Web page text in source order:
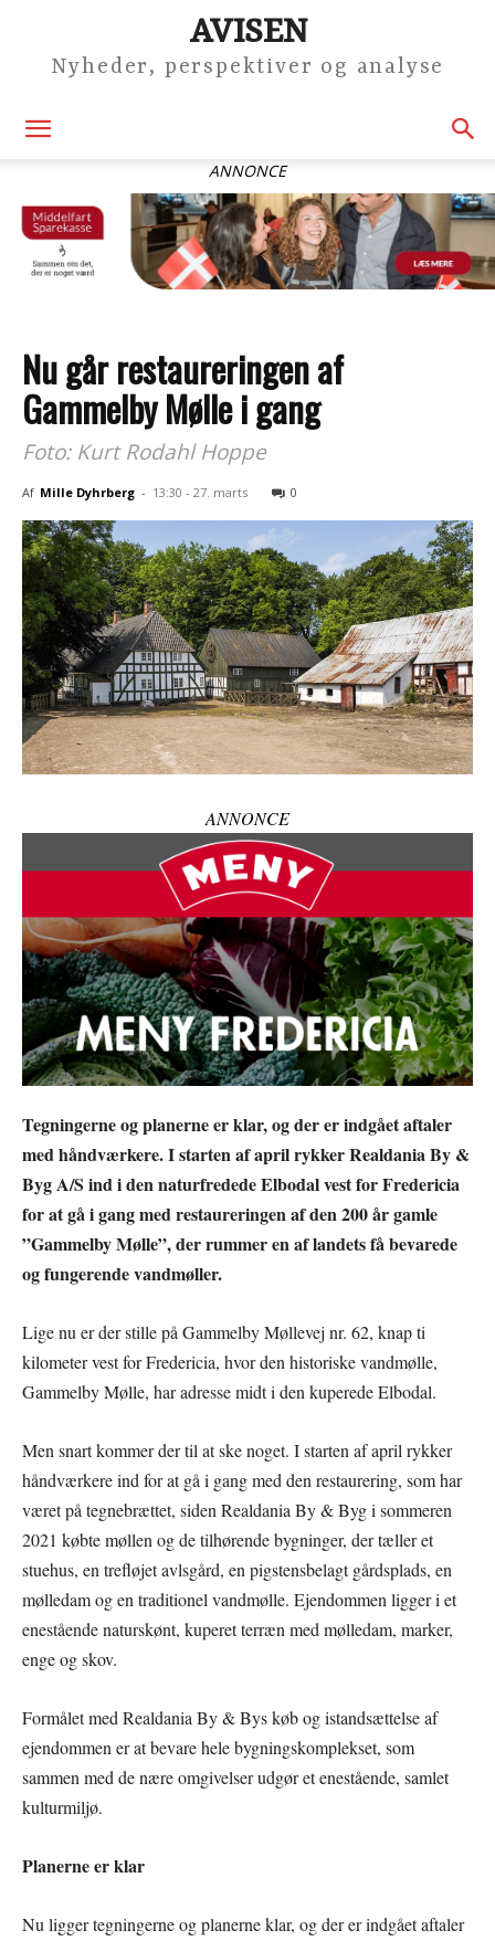
AVISEN
Nyheder, perspektiver og analyse
ANNONCE
Nu går restaureringen af
Gammelby Mølle i gang
Foto: Kurt Rodahl Hoppe
Af Mille Dyhrberg - 13:30 - 27. marts 0
ANNONCE
Tegningerne og planerne er klar, og der er indgået aftaler
med håndværkere. I starten af april rykker Realdania By &
Byg A/S ind i den naturfredede Elbodal vest for Fredericia
for at gå i gang med restaureringen af den 200 år gamle
”Gammelby Mølle”, der rummer en af landets få bevarede
og fungerende vandmøller.
Lige nu er der stille på Gammelby Møllevej nr. 62, knap ti
kilometer vest for Fredericia, hvor den historiske vandmølle,
Gammelby Mølle, har adresse midt i den kuperede Elbodal.
Men snart kommer der til at ske noget. I starten af april rykker
håndværkere ind for at gå i gang med den restaurering, som har
været på tegnebrættet, siden Realdania By & Byg i sommeren
2021 købte møllen og de tilhørende bygninger, der tæller et
stuehus, en trefløjet avlsgård, en pigstensbelagt gårdsplads, en
mølledam og en traditionel vandmølle. Ejendommen ligger i et
enestående naturskønt, kuperet terræn med mølledam, marker,
enge og skov.
Formålet med Realdania By & Bys køb og istandsættelse af
ejendommen er at bevare hele bygningskomplekset, som
sammen med de nære omgivelser udgør et enestående, samlet
kulturmiljø.
Planerne er klar
Nu ligger tegningerne og planerne klar, og der er indgået aftaler